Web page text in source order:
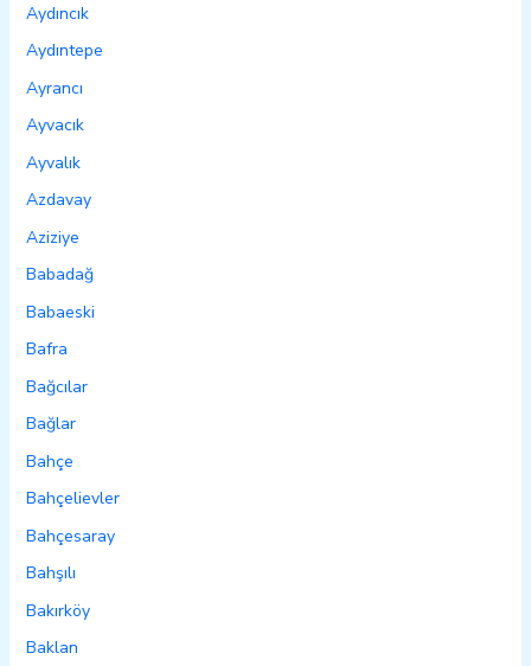
Aydıncık
Aydıntepe
Ayrancı
Ayvacık
Ayvalık
Azdavay
Aziziye
Babadağ
Babaeski
Bafra
Bağcılar
Bağlar
Bahçe
Bahçelievler
Bahçesaray
Bahşılı
Bakırköy
Baklan